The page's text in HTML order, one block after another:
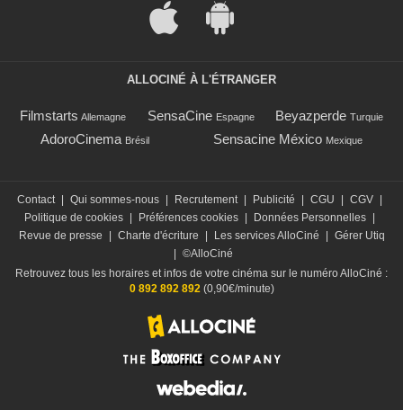
ALLOCINÉ À L'ÉTRANGER
Filmstarts Allemagne SensaCine Espagne Beyazperde Turquie
AdoroCinema Brésil Sensacine México Mexique
Contact | Qui sommes-nous | Recrutement | Publicité | CGU | CGV |
Politique de cookies | Préférences cookies | Données Personnelles |
Revue de presse
| Charte d'écriture | Les services AlloCiné | Gérer Utiq
| ©AlloCiné
Retrouvez tous les horaires et infos de votre cinéma sur le numéro AlloCiné :
0 892 892 892 (0,90€/minute)